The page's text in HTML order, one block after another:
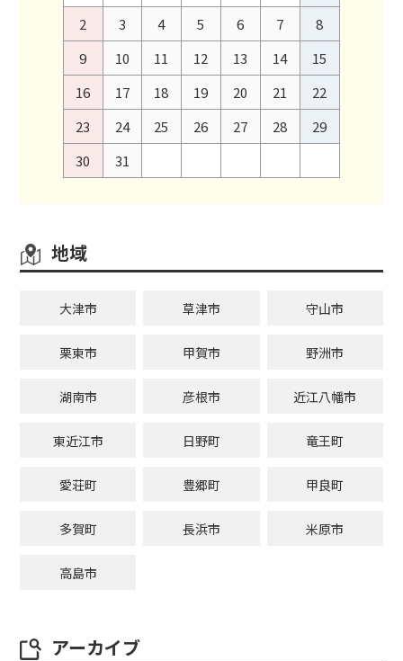
2
3 4 5 6 7
8
9
10 11 12 13 14
15
16
17 18 19 20 21
22
23
24 25 26 27 28
29
30
31
地域
大津市 草津市 守山市
栗東市 甲賀市 野洲市
湖南市 彦根市 近江八幡市
東近江市 日野町 竜王町
愛荘町 豊郷町 甲良町
多賀町 長浜市 米原市
高島市
アーカイブ